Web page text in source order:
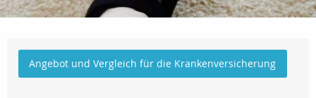
Angebot und Vergleich für die Krankenversicherung